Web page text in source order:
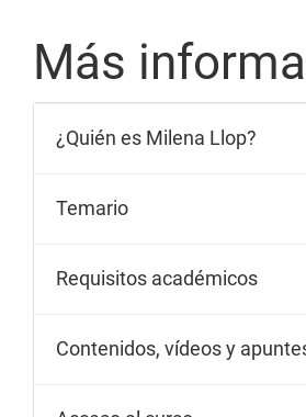
Más
¿Quién es Milena Llop?
Temario
Requisitos académicos
Contenidos, vídeos y